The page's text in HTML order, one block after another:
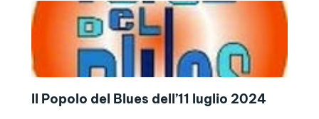
Il Popolo del Blues dell’11 luglio 2024